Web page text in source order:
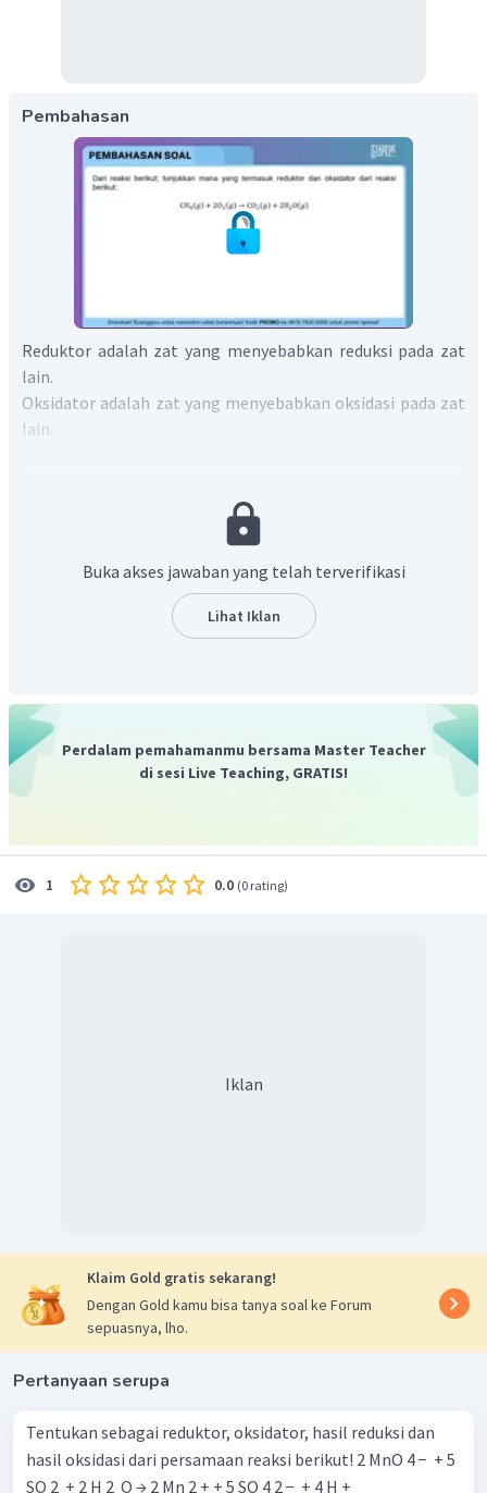
Pembahasan
Reduktor adalah zat yang menyebabkan reduksi pada zat
lain.
Oksidator adalah zat yang menyebabkan oksidasi pada zat
lain.
Buka akses jawaban yang telah terverifikasi
Lihat Iklan
Perdalam pemahamanmu bersama Master Teacher
di sesi Live Teaching, GRATIS!
1 0.0 (0 rating)
Iklan
Klaim Gold gratis sekarang!
Dengan Gold kamu bisa tanya soal ke Forum
sepuasnya, lho.
Pertanyaan serupa
Tentukan sebagai reduktor, oksidator, hasil reduksi dan
hasil oksidasi dari persamaan reaksi berikut! 2 MnO 4 − ​ + 5
SO 2 ​ + 2 H 2 ​ O → 2 Mn 2 + + 5 SO 4 2 − ​ + 4 H +